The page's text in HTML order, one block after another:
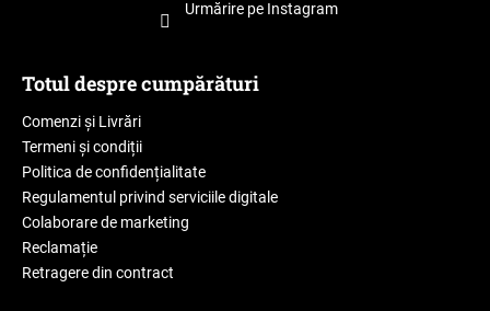
Urmărire pe Instagram
Totul despre cumpărături
Comenzi și Livrări
Termeni și condiții
Politica de confidențialitate
Regulamentul privind serviciile digitale
Colaborare de marketing
Reclamație
Retragere din contract